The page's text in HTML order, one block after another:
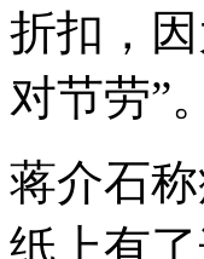
折扣，
对节劳”。
蒋介石
纸上有